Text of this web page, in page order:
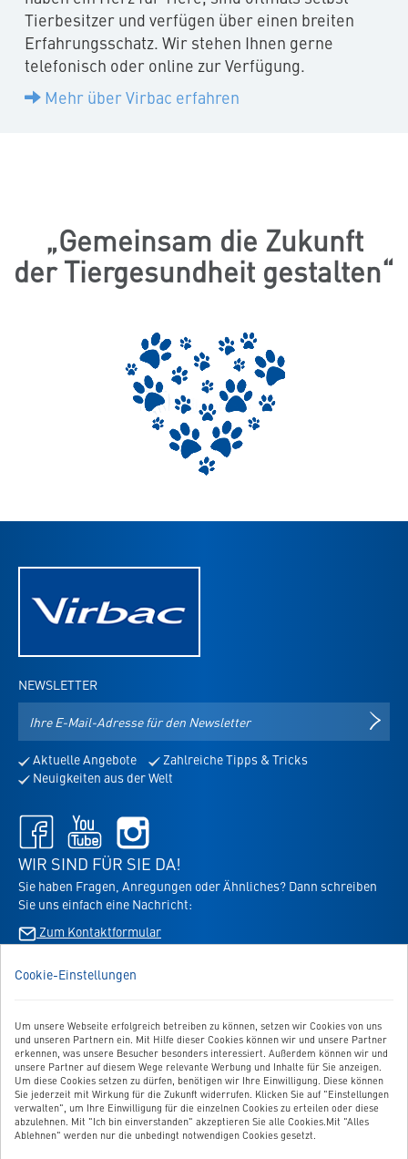
Tierbesitzer und verfügen über einen breiten
Erfahrungsschatz. Wir stehen Ihnen gerne
telefonisch oder online zur Verfügung.
Mehr über Virbac erfahren
Gemeinsam die Zukunft
der Tiergesundheit gestalten
Cookie-Einstellungen
Um unsere Webseite erfolgreich betreiben zu können, setzen wir Cookies von uns
und unseren Partnern ein. Mit Hilfe dieser Cookies können wir und unsere Partner
erkennen, was unsere Besucher besonders interessiert. Außerdem können wir und
unsere Partner auf diesem Wege relevante Werbung und Inhalte für Sie anzeigen.
Um diese Cookies setzen zu dürfen, benötigen wir Ihre Einwilligung. Diese können
Sie jederzeit mit Wirkung für die Zukunft widerrufen. Klicken Sie auf "Einstellungen
verwalten", um Ihre Einwilligung für die einzelnen Cookies zu erteilen oder diese
abzulehnen. Mit "Ich bin einverstanden" akzeptieren Sie alle Cookies.Mit "Alles
Ablehnen" werden nur die unbedingt notwendigen Cookies gesetzt.
NEWSLETTER
Mail-
Adresse
für
den
Aktuelle Angebote
Zahlreiche Tipps & Tricks
Neuigkeiten aus der Welt
Facebook
-
öffnet
in
neuem
Tab
Youtube
öffnet
in
neuem
Tab
öffnet
in
neuem
Tab
WIR SIND FÜR SIE DA!
Sie haben Fragen, Anregungen oder Ähnliches? Dann schreiben
Sie uns einfach eine Nachricht:
Zum Kontaktformular
BESTELLUNG WIDERRUFEN
UNSER SERVICE
UNSERE TOP-KATEGORIEN
GEPRÜFTE QUALITÄT